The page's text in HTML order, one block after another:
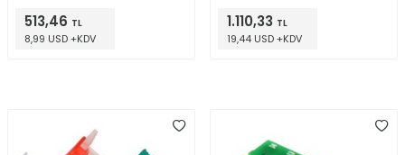
513,46 TL
8,99 USD +KDV
1.110,33 TL
19,44 USD +KDV